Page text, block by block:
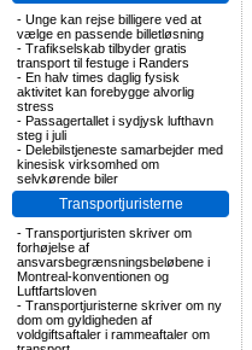
- Unge kan rejse billigere ved at
vælge en passende billetløsning
- Trafikselskab tilbyder gratis
transport til festuge i Randers
- En halv times daglig fysisk
aktivitet kan forebygge alvorlig
stress
- Passagertallet i sydjysk lufthavn
steg i juli
- Delebilstjeneste samarbejder med
kinesisk virksomhed om
selvkørende biler
Transportjuristerne
- Transportjuristen skriver om
forhøjelse af
ansvarsbegrænsningsbeløbene i
Montreal-konventionen og
Luftfartsloven
- Transportjuristerne skriver om ny
dom om gyldigheden af
voldgiftsaftaler i rammeaftaler om